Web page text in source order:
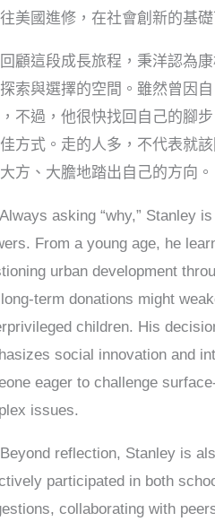
美國進修，在社會創新的基
這段成長旅程，秉洋認為康
索與選擇的空間。雖然曾因
不過，他很快找回自己的腳
方式。走的人多，不代表就
方、大膽地踏出自己的方向。
asking “why,” Stanley is
From a young age, he
urban development
term donations might
children. His
social innovation and
eager to challenge
issues.
reflection, Stanley is
participated in both
collaborating with